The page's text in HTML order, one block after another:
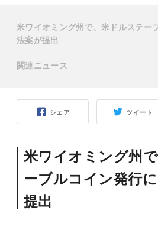
シェア ツイート
米ワイオミング州
ーブルコイン発行
提出
米ワイオミング州で、米ドルステー
法案が提出
関連ニュース